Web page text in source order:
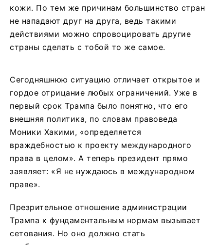
кожи. По тем же причинам большинство стран
не нападают друг на друга, ведь такими
действиями можно спровоцировать другие
страны сделать с тобой то же самое.
Сегодняшнюю ситуацию отличает открытое и
гордое отрицание любых ограничений. Уже в
первый срок Трампа было понятно, что его
внешняя политика, по словам правоведа
Моники Хакими, «определяется
враждебностью к проекту международного
права в целом». А теперь президент прямо
заявляет: «Я не нуждаюсь в международном
праве».
Презрительное отношение администрации
Трампа к фундаментальным нормам вызывает
сетования. Но оно должно стать